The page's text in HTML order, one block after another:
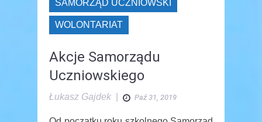
SAMORZĄD UCZNIOWSKI
WOLONTARIAT
Akcje Samorządu
Uczniowskiego
Łukasz Gajdek Paź 31, 2019